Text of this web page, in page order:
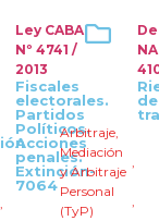
Ley CABA
Nº 4741 /
2013
Fiscales
electorales.
Partidos
Políticos.
Acciones
penales.
Extinción-
7064
,
de
Arbitraje,
Mediación
y Arbitraje
,
Personal
(TyP)
,